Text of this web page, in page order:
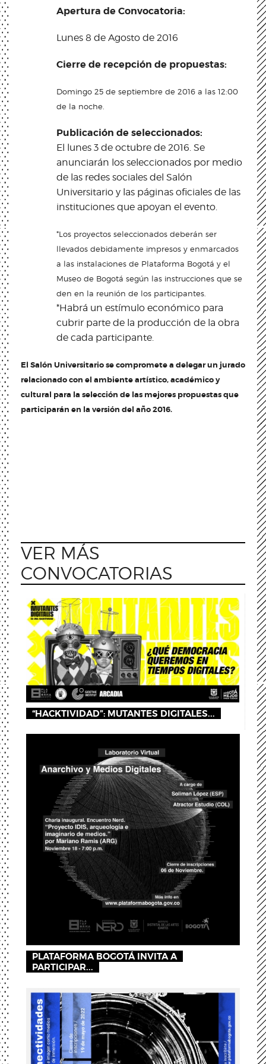
Apertura de Convocatoria:
Lunes 8 de Agosto de 2016
Cierre de recepción de propuestas:
Domingo 25 de septiembre de 2016 a las 12:00
de la noche.
Publicación de seleccionados:
El lunes 3 de octubre de 2016. Se
anunciarán los seleccionados por medio
de las redes sociales del Salón
Universitario y las páginas oficiales de las
instituciones que apoyan el evento.
*Los proyectos seleccionados deberán ser
llevados debidamente impresos y enmarcados
a las instalaciones de Plataforma Bogotá y el
Museo de Bogotá según las instrucciones que se
den en la reunión de los participantes.
*Habrá un estímulo económico para
cubrir parte de la producción de la obra
de cada participante.
El Salón Universitario se compromete a delegar un jurado
relacionado con el ambiente artístico, académico y
cultural para la selección de las mejores propuestas que
participarán en la versión del año 2016.
VER MÁS
CONVOCATORIAS
“HACKTIVIDAD”: MUTANTES DIGITALES...
PLATAFORMA BOGOTÁ INVITA A
PARTICIPAR...